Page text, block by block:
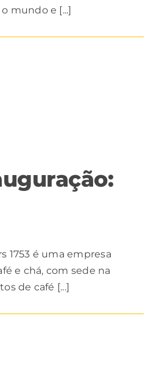
mundo e [...]
1753 é uma empresa
e chá, com sede na
de café [...]